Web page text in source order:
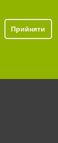
Прийняти